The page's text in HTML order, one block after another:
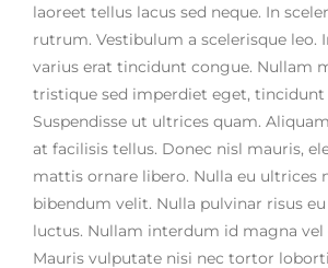
laoreet tellus lacus sed neque. In
rutrum. Vestibulum a scelerisque leo.
varius erat tincidunt congue. Nullam
tristique sed imperdiet eget,
Suspendisse ut ultrices quam.
at facilisis tellus. Donec nisl mauris,
mattis ornare libero. Nulla eu ultrices
bibendum velit. Nulla pulvinar risus
luctus. Nullam interdum id magna
Mauris vulputate nisi nec tortor